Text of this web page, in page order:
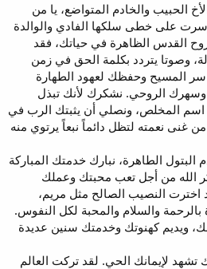
الحبيب والخادم المتواضع، يا من
على خطى سلكها الفادي والوالدة
روح القدس الظاهرة في حياتك، فقد
وصوتا يتردد بكلمة الحق في زمن
المسيح وحفظك لعهود الطهارة
وسهرك الروحي. نشكرك لأنك تبذل
المخلص، ونصلي أن يثبتك الرب في
غنى نعمته لتظل دائماً نبعاً يرتوي منه
البتول الطاهرة، نبارك خدمتك المباركة
الله من أجل تعب محبتك وعملك
اخترت النصيب الصالح مثل مريم،
والسلام والمحبة لكل النفوس.
ويديم كهنوتك وخدمتك سنين عديدة
تشهد لإيمانك الحي. لقد تركت العالم